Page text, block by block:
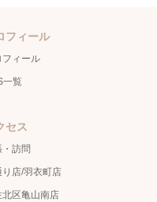
フィール
フィール
一覧
セス
・訪問
り店/羽衣町店
北区亀山南店